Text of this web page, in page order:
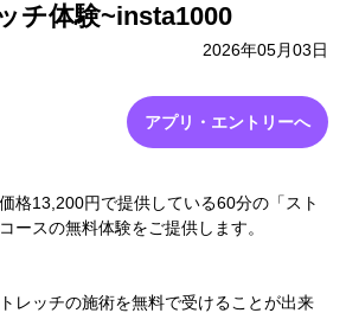
チ体験~insta1000
2026年05月03日
アプリ・エントリーへ
格13,200円で提供している60分の「スト
ースの無料体験をご提供します。
レッチの施術を無料で受けることが出来